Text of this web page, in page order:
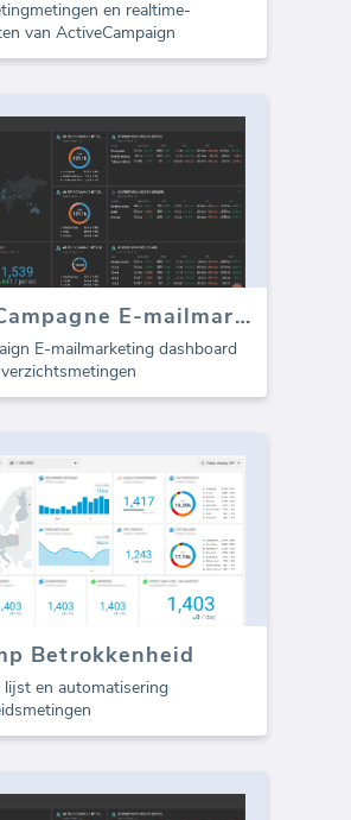
en realtime-
van ActiveCampaign
ActieveCampagne E-mailmarketing
E-mailmarketing dashboard
Betrokkenheid
lijst en automatisering